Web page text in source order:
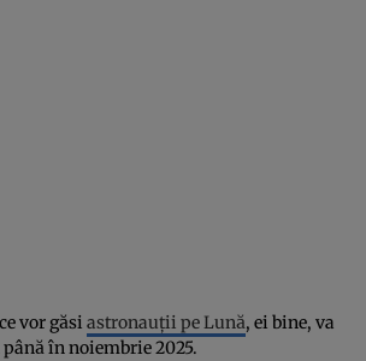
vor găsi astronauții pe Lună, ei bine, va
în noiembrie 2025.